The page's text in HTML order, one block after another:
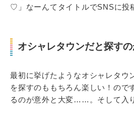
♡」なーんてタイトルでSNSに投
オシャレタウンだと探す
最初に挙げたようなオシャレタウ
を探すのももちろん楽しい！ので
るのが意外と大変……。そして入